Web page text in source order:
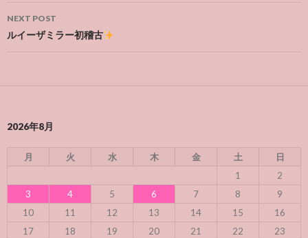
NEXT POST
ルイーザミラー初稽古
2026年8月
月 火 水 木 金 土
日
1
2
3
4 5 6 7 8
9
10
11 12 13 14 15
16
17
18 19 20 21 22
23